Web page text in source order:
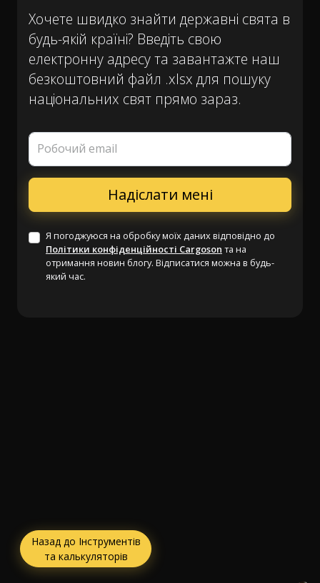
Хочете швидко знайти державні свята в
будь-якій країні? Введіть свою
електронну адресу та завантажте наш
безкоштовний файл .xlsx для пошуку
національних свят прямо зараз.
Робочий email
Я погоджуюся на обробку моїх даних відповідно до
Політики конфіденційності Cargoson та на
отримання новин блогу. Відписатися можна в будь-
який час.
Назад до Інструментів
та калькуляторів